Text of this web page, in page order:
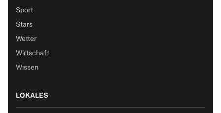
Sport
Stars
Wetter
Wirtschaft
Wissen
LOKALES